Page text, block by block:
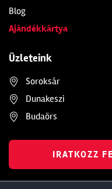
Blog
Ajándékkártya
Üzleteink
Soroksár
Dunakeszi
Budaörs
IRATKOZZ